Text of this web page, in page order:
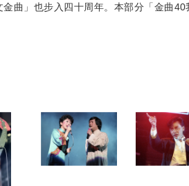
曲」也步入四十周年。本部分「金曲